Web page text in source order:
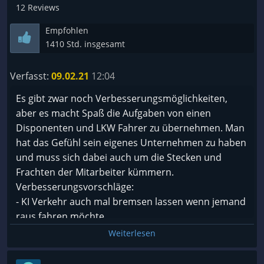
müsste man Achsen und Gewichte eintragen denn
Unterschiedliche Gewichte bedeuten
unterschiedliche MAUT(Toll-Collect GmbH
machen wollt!
12 Reviews
Empfohlen
1410 Std. insgesamt
Verfasst: 09.02.21 12:04
Es gibt zwar noch Verbesserungsmöglichkeiten,
aber es macht Spaß die Aufgaben von einen
Disponenten und LKW Fahrer zu übernehmen. Man
hat das Gefühl sein eigenes Unternehmen zu haben
und muss sich dabei auch um die Stecken und
Frachten der Mitarbeiter kümmern.
Verbesserungsvorschläge:
- KI Verkehr auch mal bremsen lassen wenn jemand
raus fahren möchte
- im NAVI sollte auch die noch zu Fahrenden km
angezeigt werden.
- das Navi sollte sich neu berechnen wenn man sich
Weiterlesen